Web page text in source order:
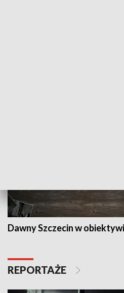
Dawny Szczecin w
REPORTAŻE